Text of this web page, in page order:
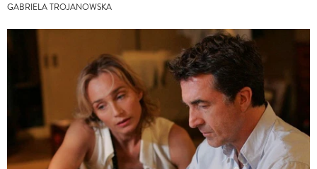
GABRIELA TROJANOWSKA